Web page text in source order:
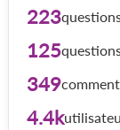
223
125
349
4.4k